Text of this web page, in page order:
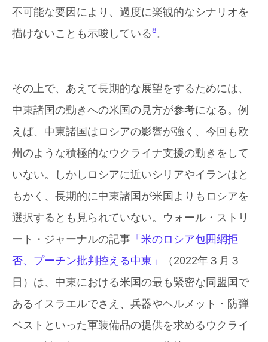
不可能な要因により、過度に楽観的なシナリオを
描けないことも示唆している8。
その上で、あえて長期的な展望をするためには、
中東諸国の動きへの米国の見方が参考になる。例
えば、中東諸国はロシアの影響が強く、今回も欧
州のような積極的なウクライナ支援の動きをして
いない。しかしロシアに近いシリアやイランはと
もかく、長期的に中東諸国が米国よりもロシアを
選択するとも見られていない。ウォール・ストリ
ート・ジャーナルの記事 「米のロシア包囲網拒
否、プーチン批判控える中東」
（2022年３月３
日）は、中東における米国の最も緊密な同盟国で
あるイスラエルでさえ、兵器やヘルメット・防弾
ベストといった軍装備品の提供を求めるウクライ